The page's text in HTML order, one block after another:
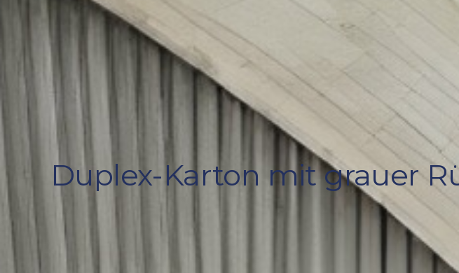
Duplex-Karton mit grauer